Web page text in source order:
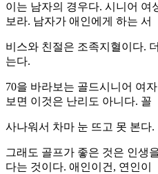
이는 남자의 경우다. 시니어 여
보라. 남자가 애인에게 하는 서
비스와 친절은 조족지혈이다.
는다.
70을 바라보는 골드시니어 여
보면 이것은 난리도 아니다. 꼴
사나워서 차마 눈 뜨고 못 본다.
그래도 골프가 좋은 것은 인생
다는 것이다. 애인이건, 연인이